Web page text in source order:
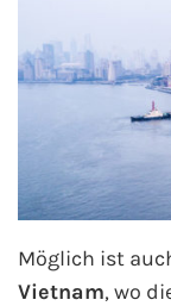
Mein Schiff
Mein
Mein
Mein Schiff
Mein Schiff
Möglich ist
Vietnam, wo